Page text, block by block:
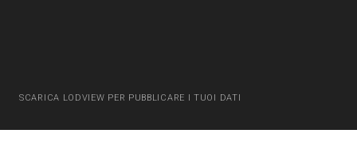
SCARICA LODVIEW PER PUBBLICARE I TUOI DATI